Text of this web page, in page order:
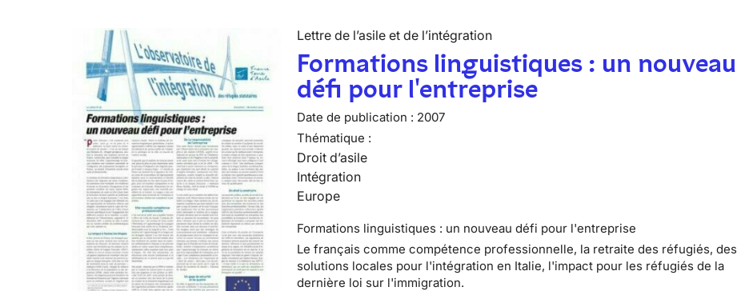
Lettre de l’asile et de l’intégration
Formations linguistiques : un nouveau
défi pour l'entreprise
Date de publication : 2007
Thématique :
Droit d’asile
Intégration
Europe
Formations linguistiques : un nouveau défi pour l'entreprise
Le français comme compétence professionnelle, la retraite des réfugiés, des
solutions locales pour l'intégration en Italie, l'impact pour les réfugiés de la
dernière loi sur l'immigration.